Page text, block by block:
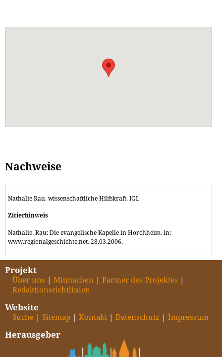
Nachweise
Nathalie Rau, wissenschaftliche Hilfskraft, IGL
Zitierhinweis
Nathalie, Rau: Die evangelische Kapelle in Horchheim, in:
www.regionalgeschichte.net, 28.03.2006.
Projekt
Über uns Mitmachen
Partner des Projektes
Redaktionsrichtlinien
Website
Suche Sitemap Kontakt Datenschutz Impressum
Herausgeber